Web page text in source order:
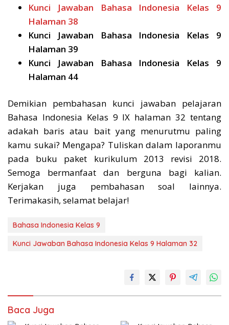
Kunci Jawaban Bahasa Indonesia Kelas 9
Halaman 38
Kunci Jawaban Bahasa Indonesia Kelas 9
Halaman 39
Kunci Jawaban Bahasa Indonesia Kelas 9
Halaman 44
Demikian pembahasan kunci jawaban pelajaran
Bahasa Indonesia Kelas 9 IX halaman 32 tentang
adakah baris atau bait yang menurutmu paling
kamu sukai? Mengapa? Tuliskan dalam laporanmu
pada buku paket kurikulum 2013 revisi 2018.
Semoga bermanfaat dan berguna bagi kalian.
Kerjakan juga pembahasan soal lainnya.
Terimakasih, selamat belajar!
Bahasa Indonesia Kelas 9
Kunci Jawaban Bahasa Indonesia Kelas 9 Halaman 32
Baca Juga